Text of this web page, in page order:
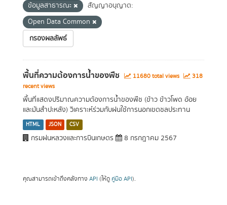
ข้อมูลสาธารณะ
สัญญาอนุญาต:
Open Data Common
กรองผลลัพธ์
พื้นที่ความต้องการน้ำของพืช 11680 total views
318
recent views
พื้นที่แสดงปริมาณความต้องการน้ำของพืช (ข้าว ข้าวโพด อ้อย
และมันสำปะหลัง) วิเคราะห์ร่วมกับฝนใช้การนอกเขตชลประทาน
HTML JSON CSV
กรมฝนหลวงและการบินเกษตร 8 กรกฎาคม 2567
คุณสามารถเข้าถึงคลังทาง API (ให้ดู คู่มือ API).